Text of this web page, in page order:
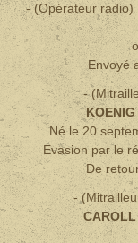
- (Opérateur radio)
Envoyé
-
KOENIG
Né le 20
Evasion par le
De
-